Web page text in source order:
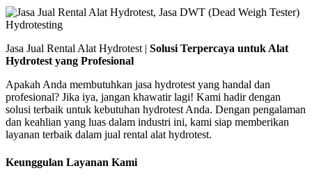
Jasa Jual Rental Alat Hydrotest | Solusi Terpercaya untuk Alat
Hydrotest yang Profesional
Apakah Anda membutuhkan jasa hydrotest yang handal dan
profesional? Jika iya, jangan khawatir lagi! Kami hadir dengan
solusi terbaik untuk kebutuhan hydrotest Anda. Dengan pengalaman
dan keahlian yang luas dalam industri ini, kami siap memberikan
layanan terbaik dalam jual rental alat hydrotest.
Keunggulan Layanan Kami